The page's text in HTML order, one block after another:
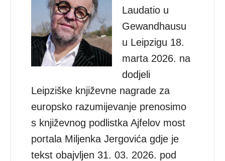
Laudatio u
Gewandhausu
u Leipzigu 18.
marta 2026. na
dodjeli
Leipziške književne nagrade za
europsko razumijevanje prenosimo
s književnog podlistka Ajfelov most
portala Miljenka Jergovića gdje je
tekst obajvljen 31. 03. 2026. pod